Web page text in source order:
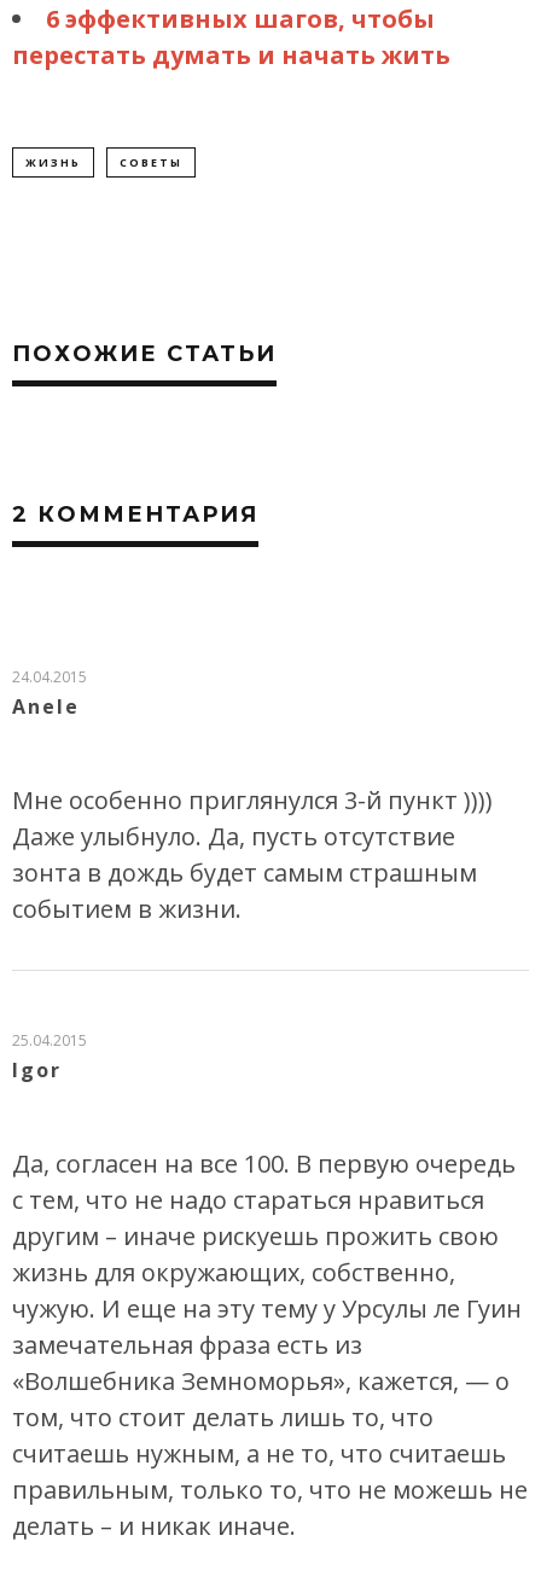
6 эффективных шагов, чтобы
перестать думать и начать жить
ЖИЗНЬ СОВЕТЫ
ПОХОЖИЕ СТАТЬИ
2 КОММЕНТАРИЯ
24.04.2015
Anele
Мне особенно приглянулся 3-й пункт ))))
Даже улыбнуло. Да, пусть отсутствие
зонта в дождь будет самым страшным
событием в жизни.
25.04.2015
Igor
Да, согласен на все 100. В первую очередь
с тем, что не надо стараться нравиться
другим – иначе рискуешь прожить свою
жизнь для окружающих, собственно,
чужую. И еще на эту тему у Урсулы ле Гуин
замечательная фраза есть из
«Волшебника Земноморья», кажется, — о
том, что стоит делать лишь то, что
считаешь нужным, а не то, что считаешь
правильным, только то, что не можешь не
делать – и никак иначе.